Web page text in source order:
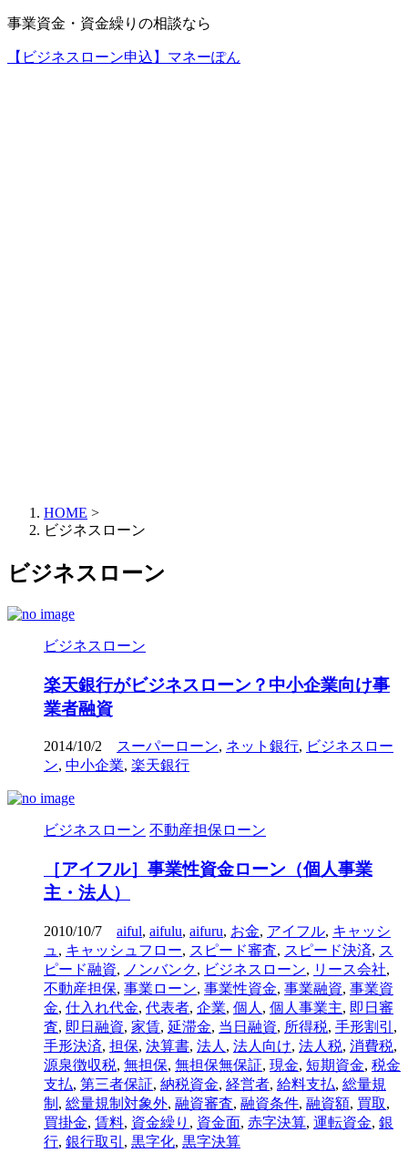
事業資金・資金繰りの相談なら
【ビジネスローン申込】マネーぽん
HOME >
ビジネスローン
ビジネスローン
ビジネスローン
楽天銀行がビジネスローン？中小企業向け事
業者融資
2014/10/2 スーパーローン, ネット銀行, ビジネスロー
ン, 中小企業, 楽天銀行
ビジネスローン 不動産担保ローン
［アイフル］事業性資金ローン（個人事業
主・法人）
2010/10/7 aiful, aifulu, aifuru, お金, アイフル, キャッシ
ュ , キャッシュフロー, スピード審査, スピード決済, ス
ピード融資, ノンバンク, ビジネスローン, リース会社,
不動産担保, 事業ローン, 事業性資金, 事業融資, 事業資
金, 仕入れ代金, 代表者, 企業, 個人 , 個人事業主, 即日審
査, 即日融資, 家賃, 延滞金, 当日融資, 所得税, 手形割引 ,
手形決済, 担保, 決算書, 法人 , 法人向け, 法人税, 消費税,
源泉徴収税, 無担保, 無担保無保証, 現金, 短期資金, 税金
支払, 第三者保証, 納税資金, 経営者, 給料支払, 総量規
制 , 総量規制対象外, 融資審査, 融資条件, 融資額, 買取,
買掛金, 賃料, 資金繰り , 資金面, 赤字決算, 運転資金, 銀
行, 銀行取引 , 黒字化, 黒字決算